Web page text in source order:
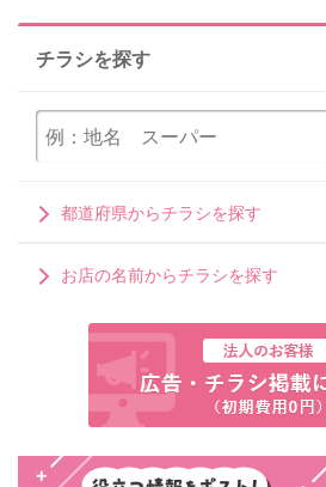
チラシを探す
都道府県からチラシを探す
お店の名前からチラシを探す